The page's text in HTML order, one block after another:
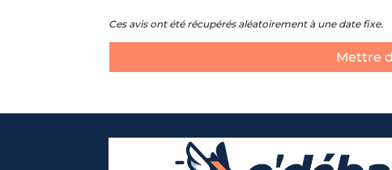
Ces avis ont été récupérés aléatoirement à une date fixe.
Mettre